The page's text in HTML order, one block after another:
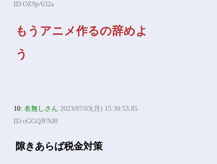
ID:OZ9p/632a
もうアニメ作るの辞めよ
う
10:名無しさん 2023/07/03(月) 15:30:53.85
ID:oGGQJFNJ0
隙きあらば税金対策